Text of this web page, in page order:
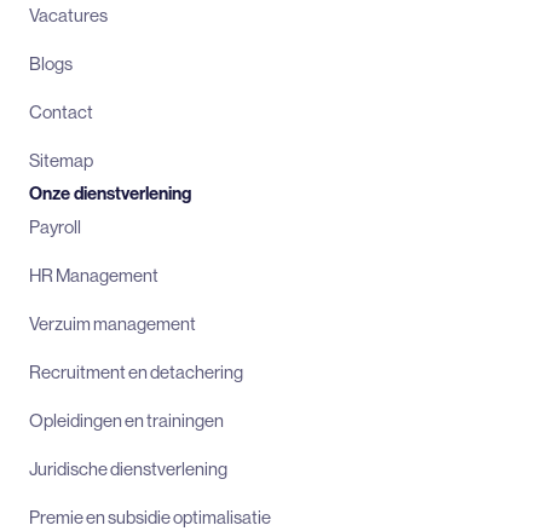
Vacatures
Blogs
Contact
Sitemap
Onze dienstverlening
Payroll
HR Management
Verzuim management
Recruitment en detachering
Opleidingen en trainingen
Juridische dienstverlening
Premie en subsidie optimalisatie